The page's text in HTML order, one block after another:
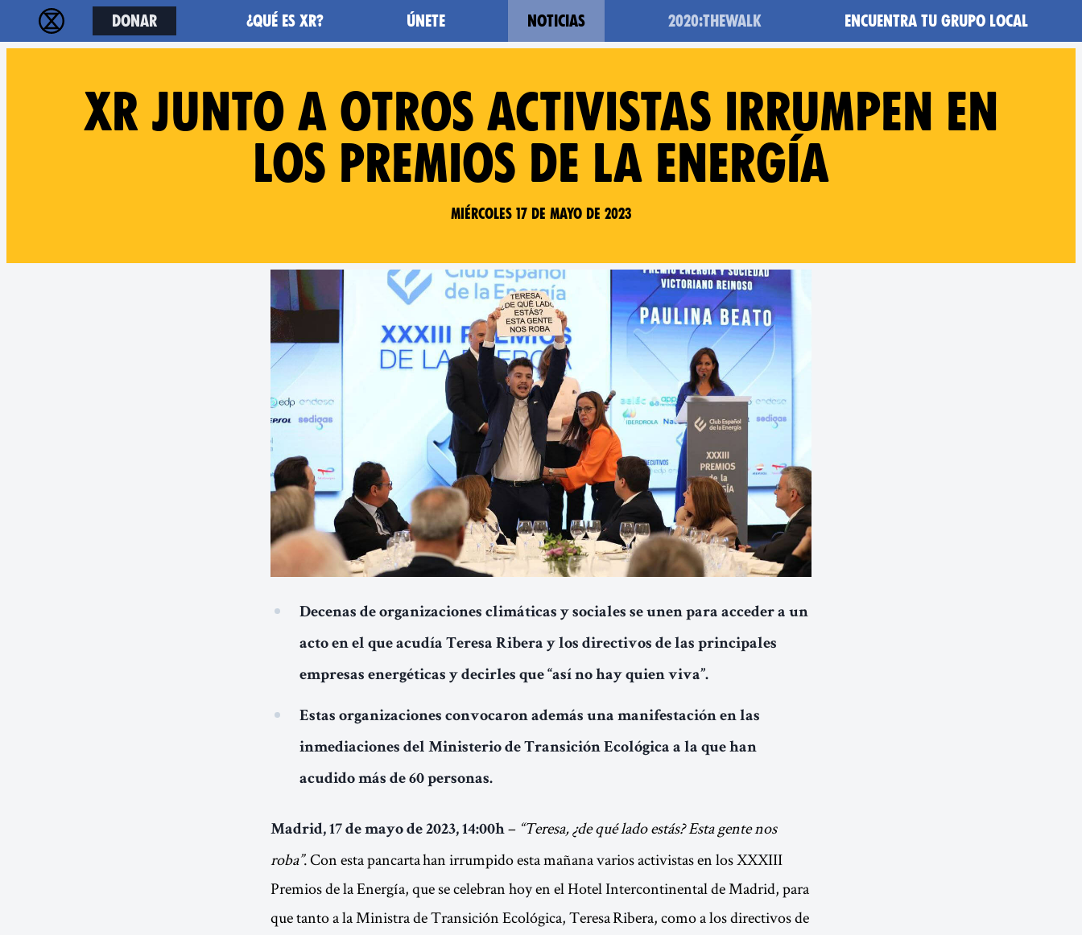
Donar ¿Qué es XR? Únete Noticias 2020:TheWalk Encuentra tu grupo local
XR junto a otros activistas irrumpen en
los Premios de la Energía
Miércoles 17 de mayo de 2023
Decenas de organizaciones climáticas y sociales se unen para acceder a un
acto en el que acudía Teresa Ribera y los directivos de las principales
empresas energéticas y decirles que “así no hay quien viva”.
Estas organizaciones convocaron además una manifestación en las
inmediaciones del Ministerio de Transición Ecológica a la que han
acudido más de 60 personas.
Madrid, 17 de mayo de 2023, 14:00h – “Teresa, ¿de qué lado estás? Esta gente nos
roba”. Con esta pancarta han irrumpido esta mañana varios activistas en los XXXIII
Premios de la Energía, que se celebran hoy en el Hotel Intercontinental de Madrid, para
que tanto a la Ministra de Transición Ecológica, Teresa Ribera, como a los directivos de